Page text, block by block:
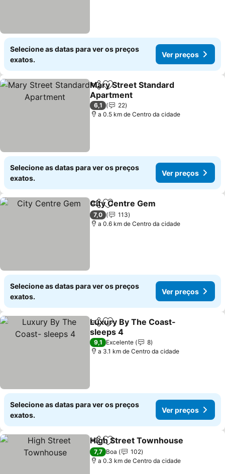
Selecione as datas para ver os preços
exatos.
Ver preços
PartilharAdicionar aos favoritos
Mary Street Standard
Apartment
Ver preços
6,1
22
a 0.5 km de Centro da cidade
Selecione as datas para ver os preços
exatos.
Ver preços
PartilharAdicionar aos favoritos
City Centre Gem
7,0
113
a 0.6 km de Centro da cidade
Selecione as datas para ver os preços
exatos.
Ver preços
PartilharAdicionar aos favoritos
Luxury By The Coast-
sleeps 4
Ver preços
9,1 Excelente
8
a 3.1 km de Centro da cidade
Selecione as datas para ver os preços
exatos.
Ver preços
PartilharAdicionar aos favoritos
High Street Townhouse
7,7 Boa
102
a 0.3 km de Centro da cidade